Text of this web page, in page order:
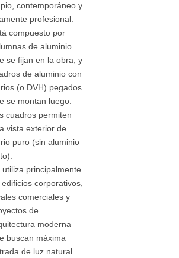
contemporáneo y
profesional.
compuesto por
de aluminio
se fijan en la obra, y
de aluminio con
(o DVH) pegados
se montan luego.
cuadros permiten
vista exterior de
puro (sin aluminio
utiliza principalmente
corporativos,
comerciales y
de
moderna
buscan máxima
de luz natural